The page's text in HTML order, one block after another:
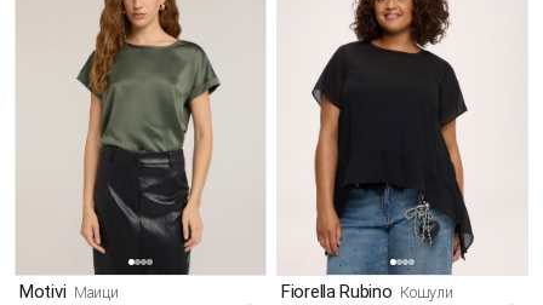
Motivi Маици Fiorella Rubino Кошули